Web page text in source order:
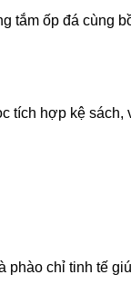
tắm ốp đá cùng
tích hợp kệ
phào chỉ tinh tế